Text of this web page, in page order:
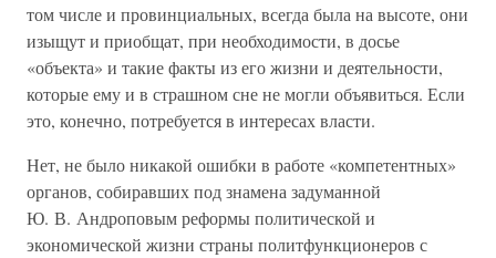
том числе и провинциальных, всегда была на высоте, они
изыщут и приобщат, при необходимости, в досье
«объекта» и такие факты из его жизни и деятельности,
которые ему и в страшном сне не могли объявиться. Если
это, конечно, потребуется в интересах власти.
Нет, не было никакой ошибки в работе «компетентных»
органов, собиравших под знамена задуманной
Ю. В. Андроповым реформы политической и
экономической жизни страны политфункционеров с